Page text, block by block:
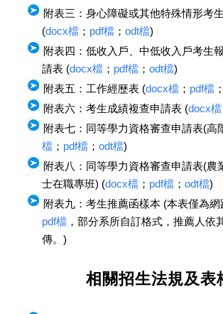
附表三：身心障礙或其他特殊情形考
(docx檔； pdf檔； odt檔)
附表四：低收入戶、中低收入戶考生
請表 (docx檔； pdf檔； odt檔)
附表五：工作經歷表 (docx檔； pdf檔；
附表六：考生成績複查申請表 (docx檔
附表七：同等學力資格審查申請表(高
檔； pdf檔； odt檔)
附表八：同等學力資格審查申請表(農
士在職專班) (docx檔； pdf檔； odt檔)
附表九：考生推薦函樣本 (本表僅為網
pdf檔，部分系所自訂格式，推薦人依
傳。)
相關招生法規及表